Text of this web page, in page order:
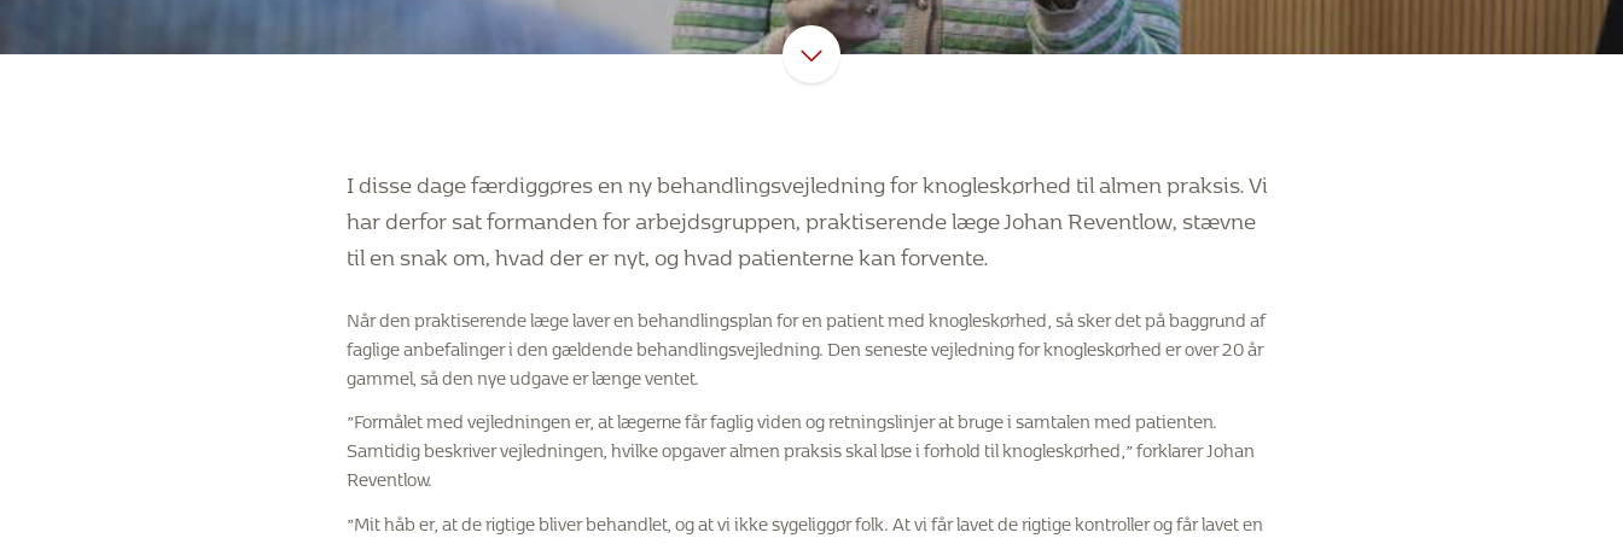
I disse dage færdiggøres en ny behandlingsvejledning for knogleskørhed til almen praksis. Vi
har derfor sat formanden for arbejdsgruppen, praktiserende læge Johan Reventlow, stævne
til en snak om, hvad der er nyt, og hvad patienterne kan forvente.
Når den praktiserende læge laver en behandlingsplan for en patient med knogleskørhed, så sker det på baggrund af
faglige anbefalinger i den gældende behandlingsvejledning. Den seneste vejledning for knogleskørhed er over 20 år
gammel, så den nye udgave er længe ventet.
”Formålet med vejledningen er, at lægerne får faglig viden og retningslinjer at bruge i samtalen med patienten.
Samtidig beskriver vejledningen, hvilke opgaver almen praksis skal løse i forhold til knogleskørhed,” forklarer Johan
Reventlow.
”Mit håb er, at de rigtige bliver behandlet, og at vi ikke sygeliggør folk. At vi får lavet de rigtige kontroller og får lavet en